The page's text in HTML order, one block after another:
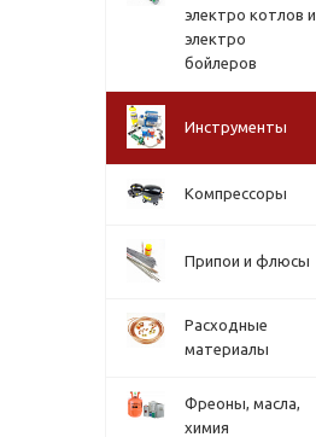
электро котлов и
электро
бойлеров
Инструменты
Компрессоры
Припои и флюсы
Расходные
материалы
Фреоны, масла,
химия